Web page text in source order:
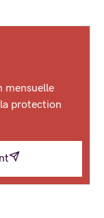
mensuelle
la protection